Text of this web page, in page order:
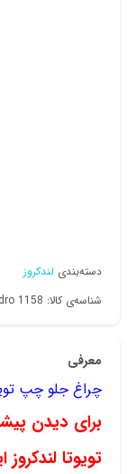
دسته‌بندی لندکروز
شناسه‌ی کالا: lavazem yadaki khodro 1158
معرفی
چراغ جلو چپ
برای دیدن
تویوتا